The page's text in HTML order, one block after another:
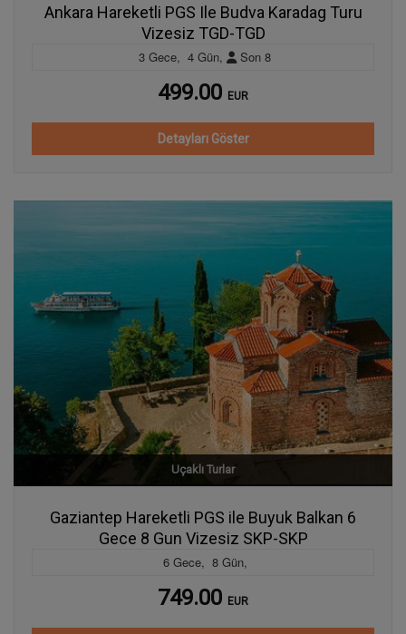
Ankara Hareketli PGS Ile Budva Karadag Turu
Vizesiz TGD-TGD
3 Gece, 4 Gün, Son 8
499.00 EUR
Detayları Göster
Uçaklı Turlar
Gaziantep Hareketli PGS ile Buyuk Balkan 6
Gece 8 Gun Vizesiz SKP-SKP
6 Gece, 8 Gün,
749.00 EUR